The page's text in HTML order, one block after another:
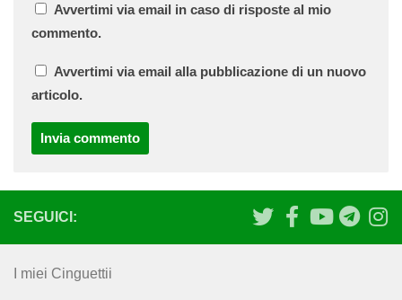
Avvertimi via email in caso di risposte al mio
commento.
Avvertimi via email alla pubblicazione di un nuovo
articolo.
SEGUICI:
I miei Cinguettii